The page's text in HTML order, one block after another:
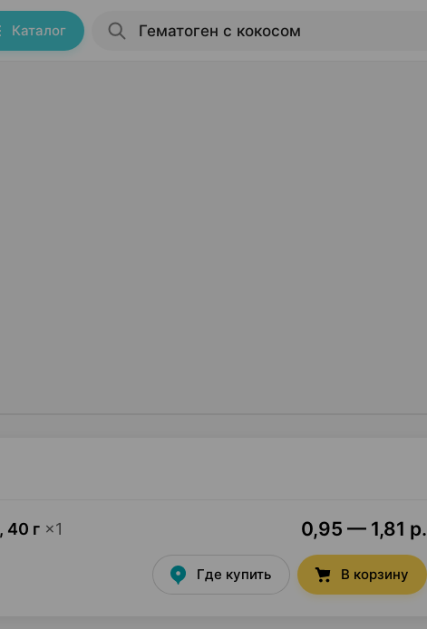
Каталог
, 40 г ×1 0,95 — 1,81 р.
Где купить В корзину